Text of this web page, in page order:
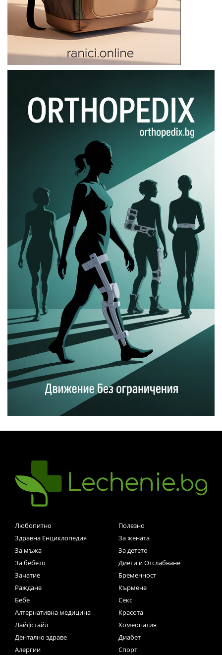
Любопитно
Полезно
Здравна Енциклопедия
За жената
За мъжа
За детето
За бебето
Диети и Отслабване
Зачатие
Бременност
Раждане
Кърмене
Бебе
Секс
Алтернативна медицина
Красота
Лайфстайл
Хомеопатия
Дентално здраве
Диабет
Алергии
Спорт